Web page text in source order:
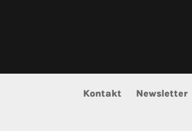
Kontakt Newsletter